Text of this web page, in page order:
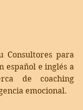
Consultores para
español e inglés a
de coaching
emocional.